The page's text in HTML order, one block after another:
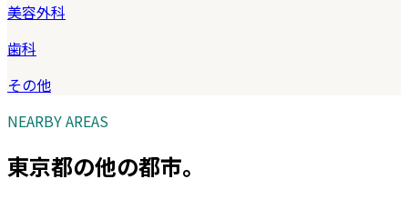
美容外科
歯科
その他
NEARBY AREAS
東京都の他の都市。